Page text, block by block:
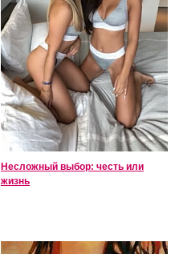
Несложный выбор: честь или
жизнь